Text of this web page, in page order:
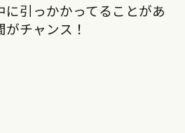
に引っかかってることがあ
チャンス！